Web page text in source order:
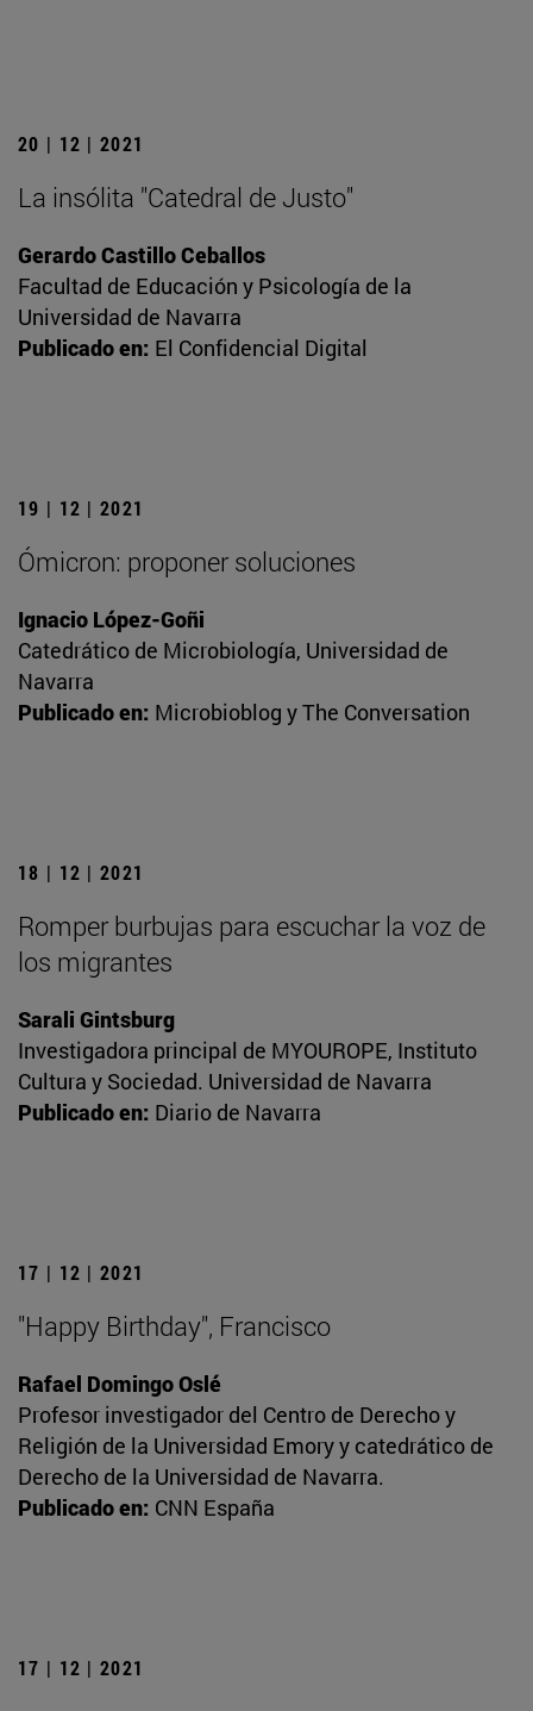
20 | 12 | 2021
La insólita "Catedral de Justo"
Gerardo Castillo Ceballos
Facultad de Educación y Psicología de la
Universidad de Navarra
Publicado en: El Confidencial Digital
19 | 12 | 2021
Ómicron: proponer soluciones
Ignacio López-Goñi
Catedrático de Microbiología, Universidad de
Navarra
Publicado en: Microbioblog y The Conversation
18 | 12 | 2021
Romper burbujas para escuchar la voz de
los migrantes
Sarali Gintsburg
Investigadora principal de MYOUROPE, Instituto
Cultura y Sociedad. Universidad de Navarra
Publicado en: Diario de Navarra
17 | 12 | 2021
"Happy Birthday", Francisco
Rafael Domingo Oslé
Profesor investigador del Centro de Derecho y
Religión de la Universidad Emory y catedrático de
Derecho de la Universidad de Navarra.
Publicado en: CNN España
17 | 12 | 2021